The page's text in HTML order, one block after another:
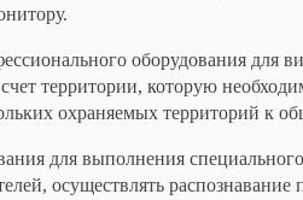
оборудования для
территории, которую
охраняемых территорий к
для выполнения
осуществлять